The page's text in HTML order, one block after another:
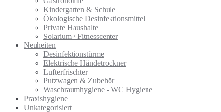
Kindergarten & Schule
Ökologische Desinfektionsmittel
Private Haushalte
Solarium / Fitnesscenter
Neuheiten
Desinfektionstürme
Elektrische Händetrockner
Lufterfrischter
Putzwagen & Zubehör
Waschraumhygiene - WC Hygiene
Praxishygiene
Unkategorisiert